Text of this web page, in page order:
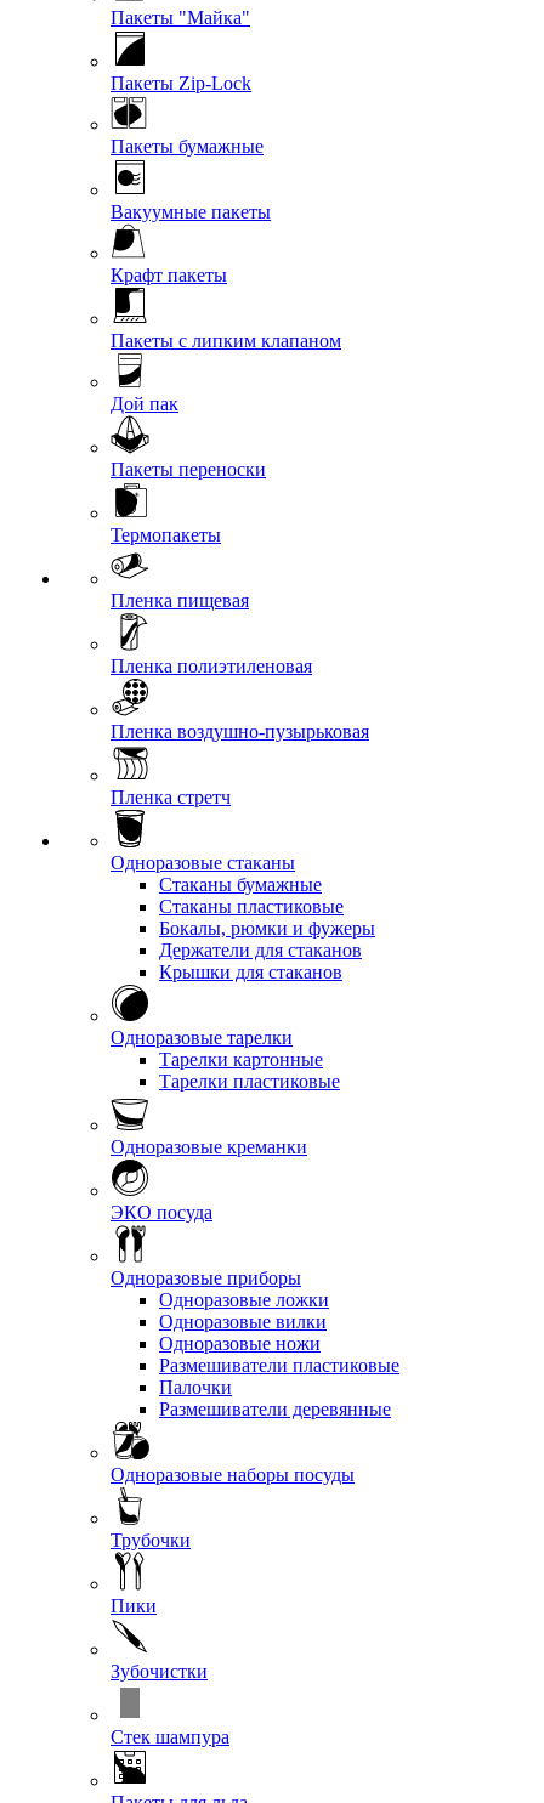
Пакеты "Майка"
Пакеты Zip-Lock
Пакеты бумажные
Вакуумные пакеты
Крафт пакеты
Пакеты с липким клапаном
Дой пак
Пакеты переноски
Термопакеты
Пленка пищевая
Пленка полиэтиленовая
Пленка воздушно-пузырьковая
Пленка стретч
Одноразовые стаканы
Стаканы бумажные
Стаканы пластиковые
Бокалы, рюмки и фужеры
Держатели для стаканов
Крышки для стаканов
Одноразовые тарелки
Тарелки картонные
Тарелки пластиковые
Одноразовые креманки
ЭКО посуда
Одноразовые приборы
Одноразовые ложки
Одноразовые вилки
Одноразовые ножи
Размешиватели пластиковые
Палочки
Размешиватели деревянные
Одноразовые наборы посуды
Трубочки
Пики
Зубочистки
Стек шампура